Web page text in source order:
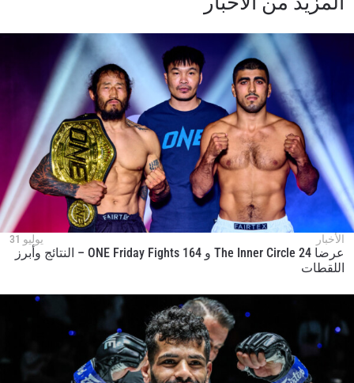
الأخبار يوليو 31
عرضا The Inner Circle 24 و ONE Friday Fights 164 – النتائج وأبرز
اللقطات
المنافس
العرض
شاهد أبرز اللقطات
أفضل المقاعد لعروضنا الحية.
البريد الإلكتروني
الإسم
إشترك
بإرسال هذا النموذج، فإنك توافق على جمعنا لمعلوماتك
واستخدامها والإفصاح عنها بموجبسياسة الخصوصية
يمكنك إلغاء الاشتراك في هذه المنشورات في أي وقت.